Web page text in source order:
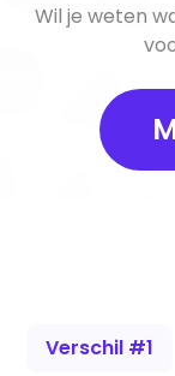
Wil je weten
Verschil #1